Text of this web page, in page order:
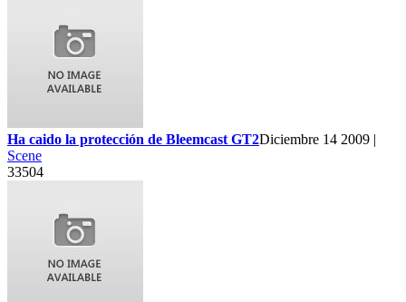
Ha caido la protección de Bleemcast GT2Diciembre 14 2009 |
Scene
33504